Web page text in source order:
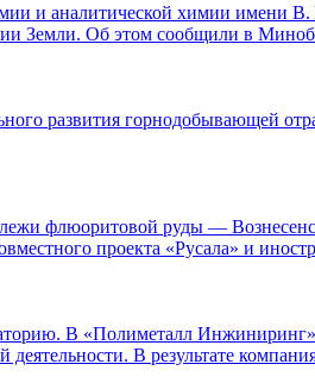
и аналитической химии имени
Земли. Об этом сообщили в
развития горнодобывающей
флюоритовой руды —
проекта «Русала» и
В «Полиметалл
В результате